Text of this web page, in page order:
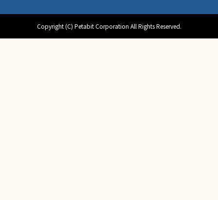
Copyright (C) Petabit Corporation All Rights Reserved.